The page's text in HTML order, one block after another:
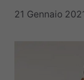
21 Gennaio